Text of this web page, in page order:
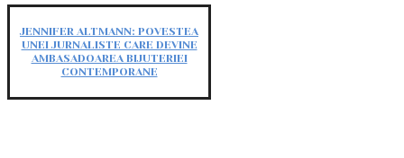
JENNIFER ALTMANN: POVESTEA
UNEI JURNALISTE CARE DEVINE
AMBASADOAREA BIJUTERIEI
CONTEMPORANE